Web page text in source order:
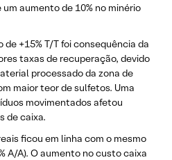
aumento de 10% no minério
de +15% T/T foi consequência da
taxas de recuperação, devido
processado da zona de
maior teor de sulfetos. Uma
movimentados afetou
de caixa.
ficou em linha com o mesmo
A/A). O aumento no custo caixa